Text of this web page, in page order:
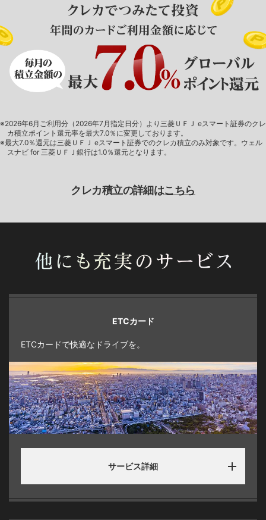
※2026年6月ご利用分（2026年7月指定日分）より三菱ＵＦＪ eスマート証券のクレ
カ積立ポイント還元率を最大7.0％に変更しております。
※最大7.0％還元は三菱ＵＦＪ eスマート証券でのクレカ積立のみ対象です。ウェル
スナビ for 三菱ＵＦＪ銀行は1.0％還元となります。
クレカ積立の詳細はこちら
ETCカード
ETCカードで快適なドライブを。
サービス詳細